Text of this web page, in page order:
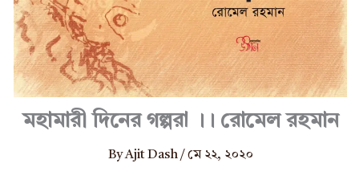
মহামারী দিনের গল্পরা ।। রোমেল রহমান
ByAjit Dash/ মে ২২, ২০২০